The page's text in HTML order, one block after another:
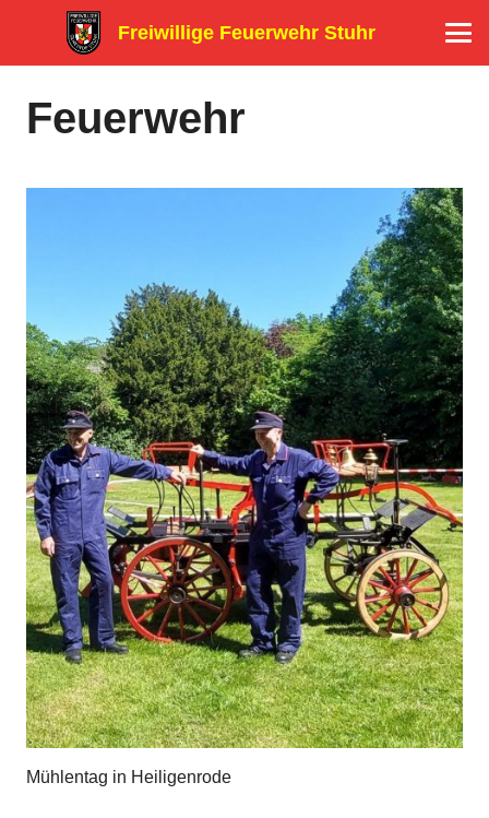
Freiwillige Feuerwehr Stuhr
Feuerwehr
Mühlentag in Heiligenrode